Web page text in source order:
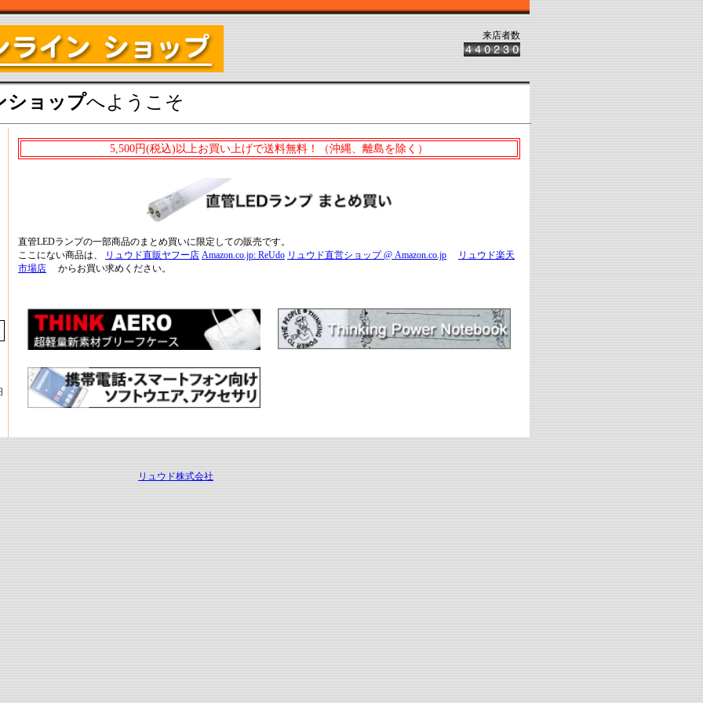
来店者数
ショップへようこそ
5,500円(税込)以上お買い上げで送料無料！（沖縄、離島を除く）
直管LEDランプの一部商品のまとめ買いに限定しての販売です。
ここにない商品は、
リュウド直販ヤフー店 Amazon.co.jp: ReUdo リュウド直営ショップ @ Amazon.co.jp
リュウド楽天
市場店 からお買い求めください。
リュウド株式会社